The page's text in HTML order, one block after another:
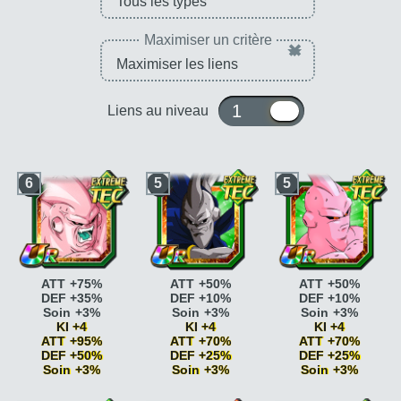
Maximiser un critère ×
Liens au niveau 1 ou 10
6
ATT +75%
DEF +35%
Soin +3%
KI +4
ATT +95%
DEF +50%
Soin +3%
5
ATT +50%
DEF +10%
Soin +3%
KI +4
ATT +70%
DEF +25%
Soin +3%
5
ATT +50%
DEF +10%
Soin +3%
KI +4
ATT +70%
DEF +25%
Soin +3%